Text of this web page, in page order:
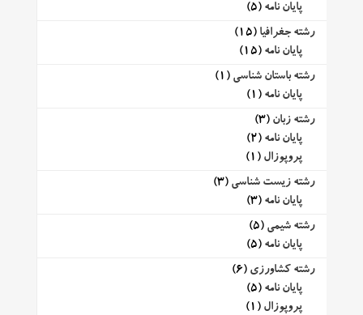
پایان نامه (5)
رشته جغرافیا (15)
پایان نامه (15)
رشته باستان شناسی (1)
پایان نامه (1)
رشته زبان (3)
پایان نامه (2)
پروپوزال (1)
رشته زیست شناسی (3)
پایان نامه (3)
رشته شیمی (5)
پایان نامه (5)
رشته کشاورزی (6)
پایان نامه (5)
پروپوزال (1)